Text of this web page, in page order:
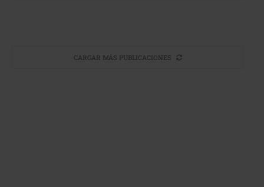
CARGAR MÁS PUBLICACIONES